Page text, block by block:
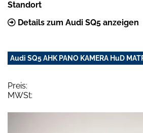
Standort
Details zum Audi SQ5 anzeigen
Audi SQ5 AHK PANO KAMERA HuD
Preis:
MWSt: